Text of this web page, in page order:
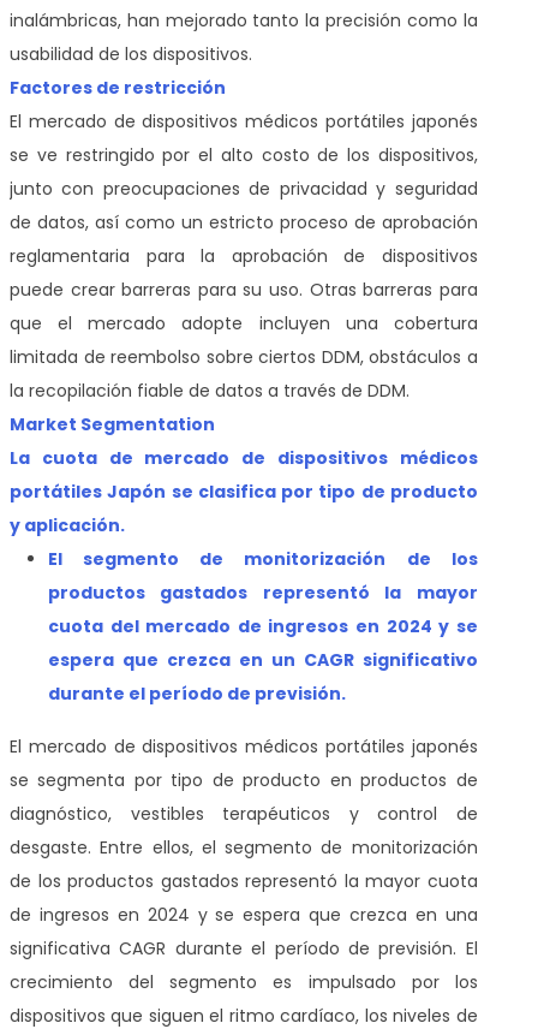
inalámbricas, han mejorado tanto la precisión como la
usabilidad de los dispositivos.
Factores de restricción
El mercado de dispositivos médicos portátiles japonés
se ve restringido por el alto costo de los dispositivos,
junto con preocupaciones de privacidad y seguridad
de datos, así como un estricto proceso de aprobación
reglamentaria para la aprobación de dispositivos
puede crear barreras para su uso. Otras barreras para
que el mercado adopte incluyen una cobertura
limitada de reembolso sobre ciertos DDM, obstáculos a
la recopilación fiable de datos a través de DDM.
Market Segmentation
La cuota de mercado de dispositivos médicos
portátiles Japón se clasifica por tipo de producto
y aplicación.
El segmento de monitorización de los
productos gastados representó la mayor
cuota del mercado de ingresos en 2024 y se
espera que crezca en un CAGR significativo
durante el período de previsión.
El mercado de dispositivos médicos portátiles japonés
se segmenta por tipo de producto en productos de
diagnóstico, vestibles terapéuticos y control de
desgaste. Entre ellos, el segmento de monitorización
de los productos gastados representó la mayor cuota
de ingresos en 2024 y se espera que crezca en una
significativa CAGR durante el período de previsión. El
crecimiento del segmento es impulsado por los
dispositivos que siguen el ritmo cardíaco, los niveles de